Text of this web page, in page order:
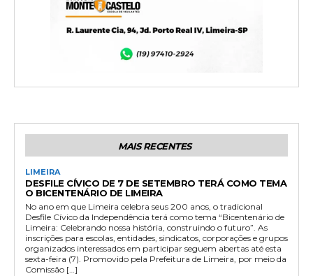
MAIS RECENTES
LIMEIRA
DESFILE CÍVICO DE 7 DE SETEMBRO TERÁ COMO TEMA
O BICENTENÁRIO DE LIMEIRA
No ano em que Limeira celebra seus 200 anos, o tradicional
Desfile Cívico da Independência terá como tema “Bicentenário de
Limeira: Celebrando nossa história, construindo o futuro”. As
inscrições para escolas, entidades, sindicatos, corporações e grupos
organizados interessados em participar seguem abertas até esta
sexta-feira (7). Promovido pela Prefeitura de Limeira, por meio da
Comissão […]